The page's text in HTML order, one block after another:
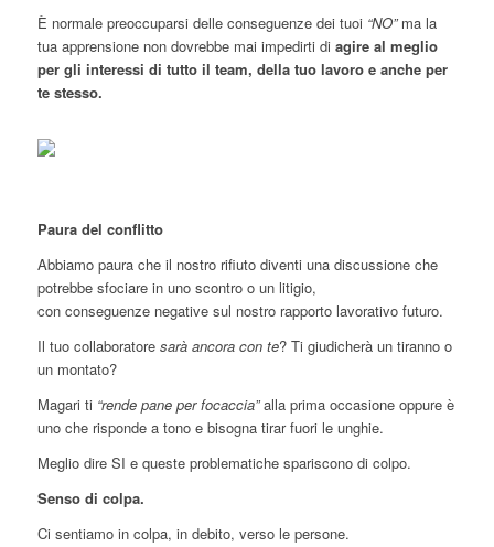
È normale preoccuparsi delle conseguenze dei tuoi “NO”ma la
tua apprensione non dovrebbe mai impedirti di agire al meglio
per gli interessi di tutto il team, della tuo lavoro e anche per
te stesso.
Paura del conflitto
Abbiamo paura che il nostro rifiuto diventi una discussione che
potrebbe sfociare in uno scontro o un litigio,
con conseguenze negative sul nostro rapporto lavorativo futuro.
Il tuo collaboratore sarà ancora con te? Ti giudicherà un tiranno o
un montato?
Magari ti “rende pane per focaccia”alla prima occasione oppure è
uno che risponde a tono e bisogna tirar fuori le unghie.
Meglio dire SI e queste problematiche spariscono di colpo.
Senso di colpa.
Ci sentiamo in colpa, in debito, verso le persone.